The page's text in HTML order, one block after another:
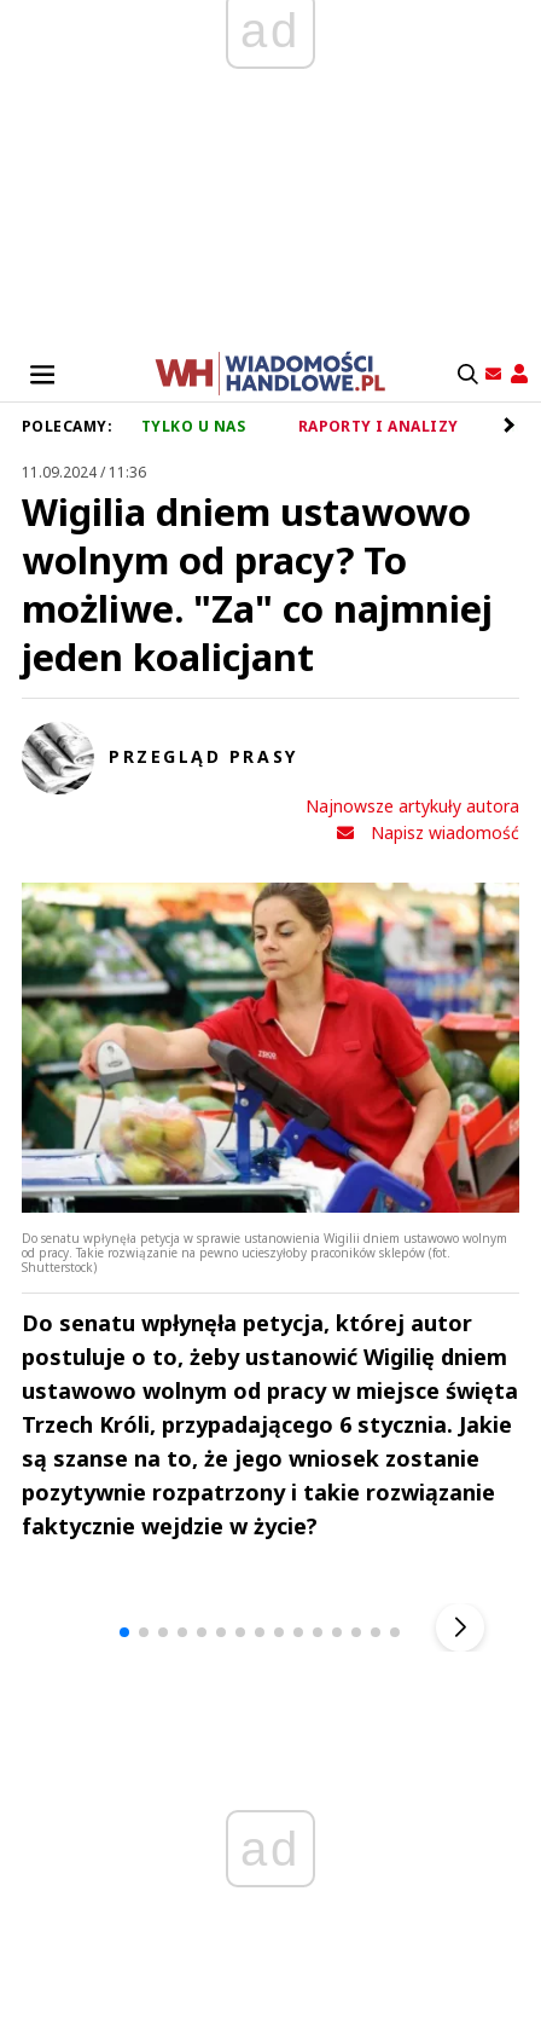
ad
POLECAMY: TYLKO U NAS RAPORTY I ANALIZY
11.09.2024 / 11:36
Wigilia dniem ustawowo
wolnym od pracy? To
możliwe. "Za" co najmniej
jeden koalicjant
PRZEGLĄD PRASY
Najnowsze artykuły autora
Napisz wiadomość
Do senatu wpłynęła petycja w sprawie ustanowienia Wigilii dniem ustawowo wolnym
od pracy. Takie rozwiązanie na pewno ucieszyłoby praconików sklepów (fot.
Shutterstock)
Do senatu wpłynęła petycja, której autor
postuluje o to, żeby ustanowić Wigilię dniem
ustawowo wolnym od pracy w miejsce święta
Trzech Króli, przypadającego 6 stycznia. Jakie
są szanse na to, że jego wniosek zostanie
pozytywnie rozpatrzony i takie rozwiązanie
faktycznie wejdzie w życie?
ad